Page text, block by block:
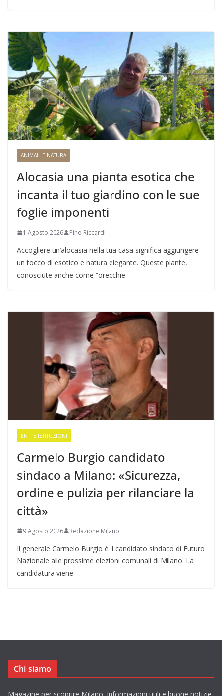
ANIMALI E NATURA
Alocasia una pianta esotica che
incanta il tuo giardino con le sue
foglie imponenti
1 Agosto 2026 Pino Riccardi
Accogliere un’alocasia nella tua casa significa aggiungere
un tocco di esotico e natura elegante. Queste piante,
conosciute anche come “orecchie
ENTI E ISTITUZIONI
Carmelo Burgio candidato
sindaco a Milano: «Sicurezza,
ordine e pulizia per rilanciare la
città»
9 Agosto 2026 Redazione Milano
Il generale Carmelo Burgio è il candidato sindaco di Futuro
Nazionale alle prossime elezioni comunali di Milano. La
candidatura viene
Chi siamo
Magazine per scoprire Milano. Informazioni utili e buone notizie.